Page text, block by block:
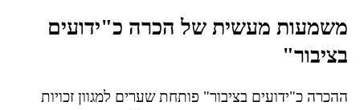
משמעות מעשית של הכרה כ"ידועים
בציבור"
ההכרה כ"ידועים בציבור" פותחת שערים למגוון זכויות